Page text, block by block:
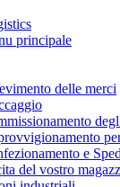
principale
delle merci
e
del vostro